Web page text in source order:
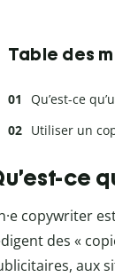
Table des
Qu’est-ce
Utiliser un
ce
copywriter
des «
aux